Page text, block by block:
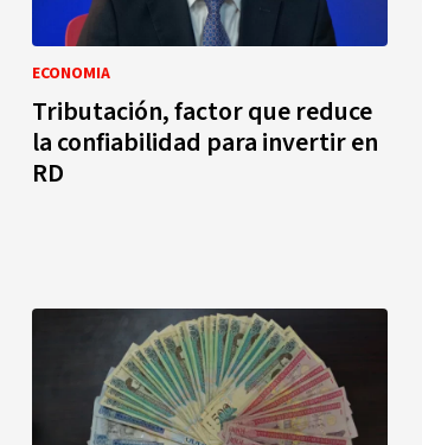
ECONOMIA
Tributación, factor que reduce
la confiabilidad para invertir en
RD